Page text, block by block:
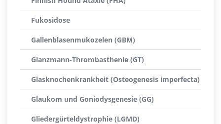
Fukosidose
Gallenblasenmukozelen (GBM)
Glanzmann-Thrombasthenie (GT)
Glasknochenkrankheit (Osteogenesis imperfecta)
Glaukom und Goniodysgenesie (GG)
Gliedergürteldystrophie (LGMD)